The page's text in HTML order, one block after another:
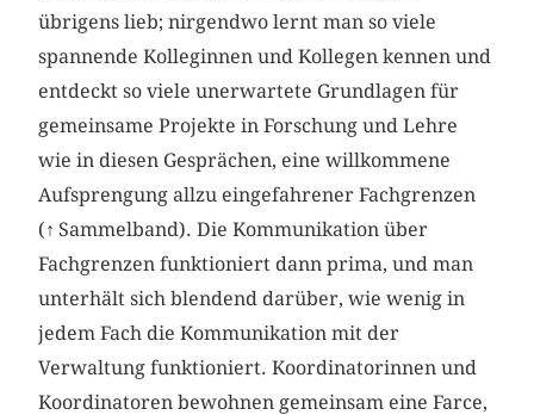
übrigens lieb; nirgendwo lernt man so viele
spannende Kolleginnen und Kollegen kennen und
entdeckt so viele unerwartete Grundlagen für
gemeinsame Projekte in Forschung und Lehre
wie in diesen Gesprächen, eine willkommene
Aufsprengung allzu eingefahrener Fachgrenzen
(↑Sammelband). Die Kommunikation über
Fachgrenzen funktioniert dann prima, und man
unterhält sich blendend darüber, wie wenig in
jedem Fach die Kommunikation mit der
Verwaltung funktioniert. Koordinatorinnen und
Koordinatoren bewohnen gemeinsam eine Farce,